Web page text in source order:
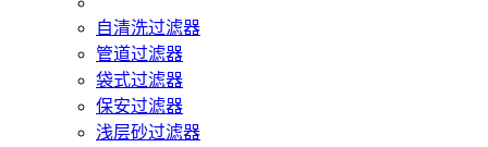
自清洗过滤器
管道过滤器
袋式过滤器
保安过滤器
浅层砂过滤器